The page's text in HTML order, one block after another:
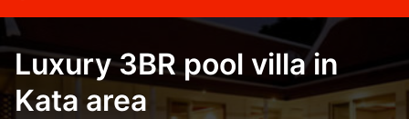
Luxury 3BR pool villa in
Kata area